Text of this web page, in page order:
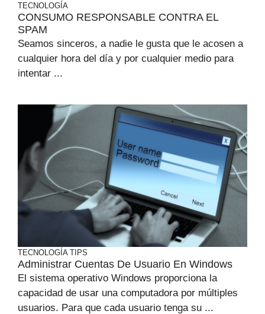
TECNOLOGÍA
CONSUMO RESPONSABLE CONTRA EL
SPAM
Seamos sinceros, a nadie le gusta que le acosen a
cualquier hora del día y por cualquier medio para
intentar ...
TECNOLOGÍA TIPS
Administrar Cuentas De Usuario En Windows
El sistema operativo Windows proporciona la
capacidad de usar una computadora por múltiples
usuarios. Para que cada usuario tenga su ...